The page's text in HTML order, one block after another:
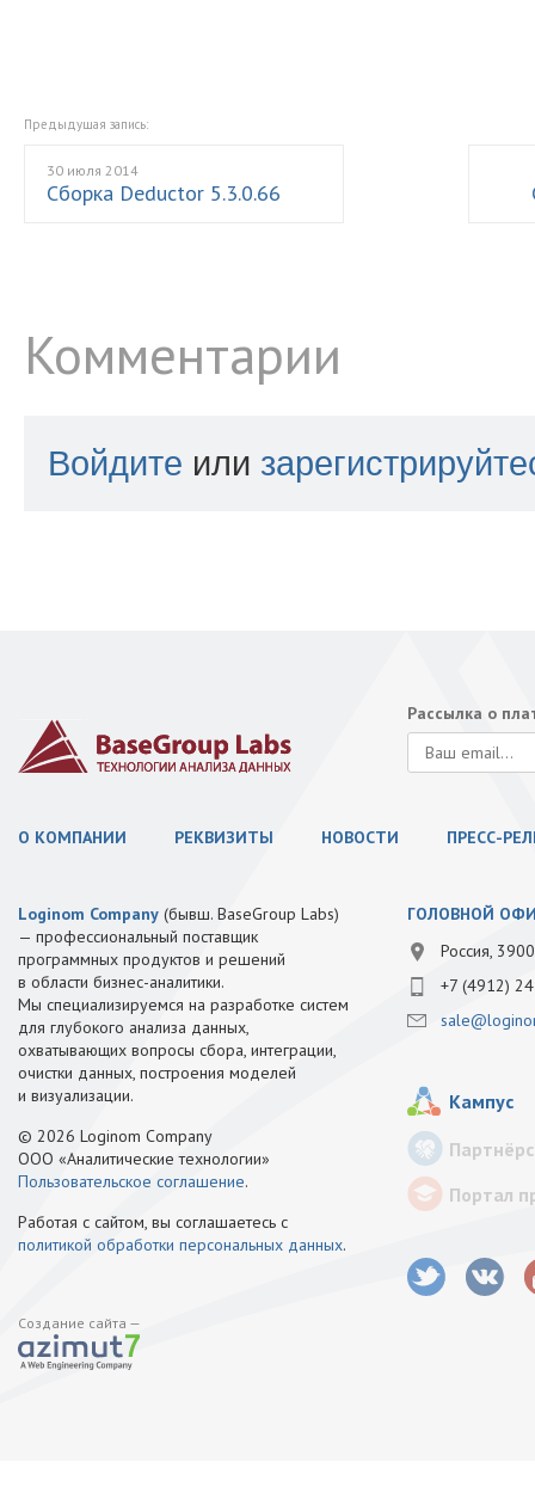
Предыдущая запись:
30 июля 2014
Сборка Deductor 5.3.0.66
Комментарии
Войдите или
Рассылка о
О КОМПАНИИ РЕКВИЗИТЫ НОВОСТИ ПРЕСС-
Loginom Company (бывш. BaseGroup Labs)
— профессиональный поставщик
программных продуктов и решений
в области бизнес-аналитики.
Мы специализируемся на разработке систем
для глубокого анализа данных,
охватывающих вопросы сбора, интеграции,
очистки данных, построения моделей
и визуализации.
© 2026 Loginom Company
ООО «Аналитические технологии»
Пользовательское соглашение.
Работая с сайтом, вы соглашаетесь с
политикой обработки персональных данных.
Создание сайта —
ГОЛОВНОЙ
Россия,
+7 (4912)
Кампус
Портал